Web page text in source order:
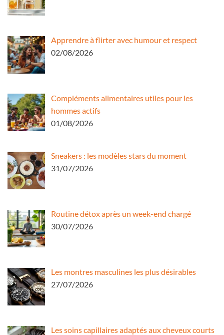
Apprendre à flirter avec humour et respect
02/08/2026
Compléments alimentaires utiles pour les
hommes actifs
01/08/2026
Sneakers : les modèles stars du moment
31/07/2026
Routine détox après un week-end chargé
30/07/2026
Les montres masculines les plus désirables
27/07/2026
Les soins capillaires adaptés aux cheveux courts